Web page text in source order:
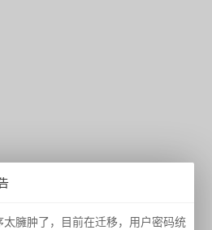
180
太臃肿了，目前在迁移，用户密码统